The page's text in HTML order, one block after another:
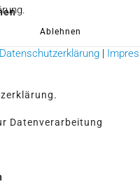
Datenverarbeitung
Ablehnen
Datenschutzerklärung|